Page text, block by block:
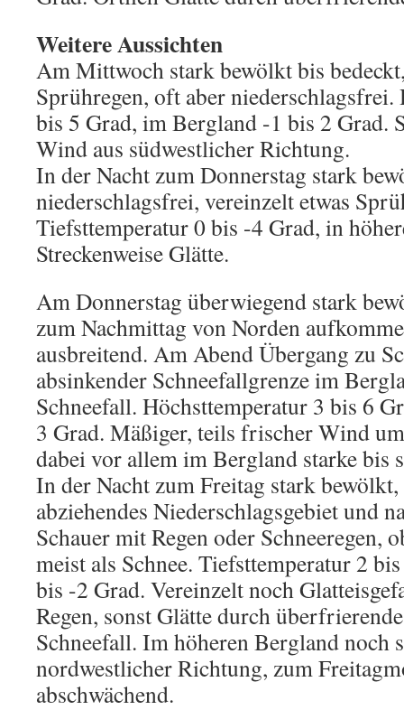
Weitere Aussichten
Am Mittwoch stark bewölkt bis
Sprühregen, oft aber
bis 5 Grad, im Bergland -1 bis 2 Grad.
Wind aus südwestlicher Richtung.
In der Nacht zum Donnerstag stark
niederschlagsfrei, vereinzelt etwas
Tiefsttemperatur 0 bis -4 Grad, in
Streckenweise Glätte.
Am Donnerstag überwiegend stark
zum Nachmittag von Norden
ausbreitend. Am Abend Übergang zu
absinkender Schneefallgrenze im
Schneefall. Höchsttemperatur 3 bis 6
3 Grad. Mäßiger, teils frischer Wind
dabei vor allem im Bergland starke bis
In der Nacht zum Freitag stark bewölkt,
abziehendes Niederschlagsgebiet und
Schauer mit Regen oder Schneeregen,
meist als Schnee. Tiefsttemperatur 2
bis -2 Grad. Vereinzelt noch
Regen, sonst Glätte durch
Schneefall. Im höheren Bergland noch
nordwestlicher Richtung, zum
abschwächend.